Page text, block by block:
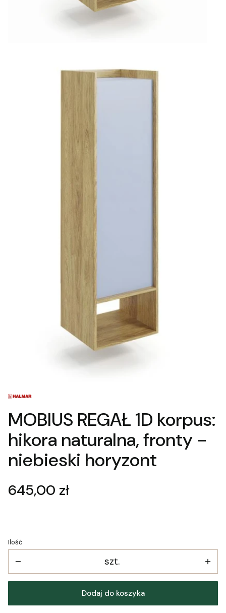
MOBIUS REGAŁ 1D korpus:
hikora naturalna, fronty -
niebieski horyzont
Cena
645,00 zł
Ilość
szt.
Dodaj do koszyka